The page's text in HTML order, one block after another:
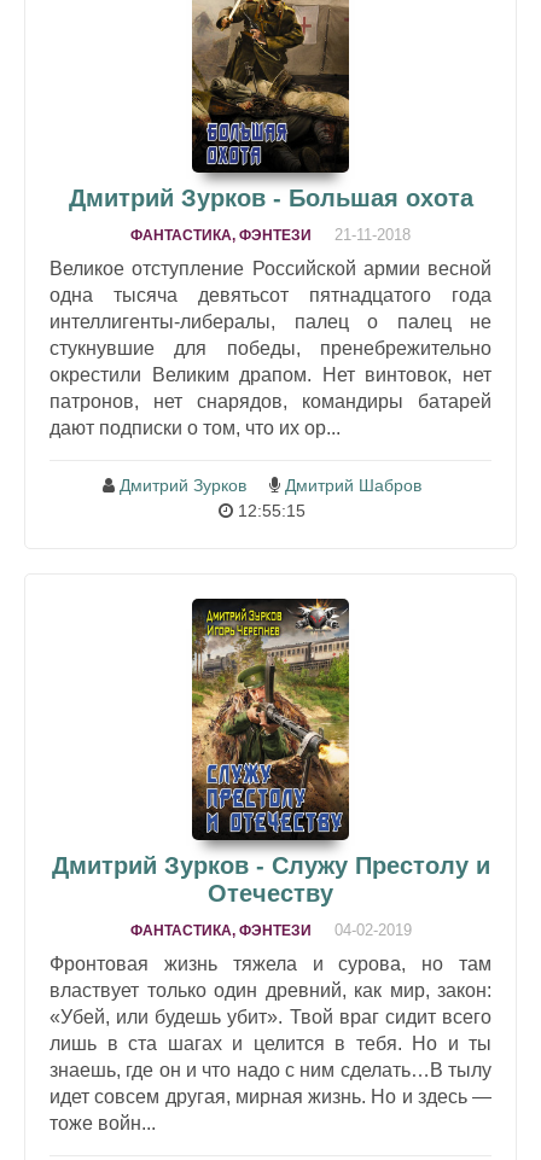
Дмитрий Зурков - Большая охота
ФАНТАСТИКА, ФЭНТЕЗИ 21-11-2018
Великое отступление Российской армии весной
одна тысяча девятьсот пятнадцатого года
интеллигенты-либералы, палец о палец не
стукнувшие для победы, пренебрежительно
окрестили Великим драпом. Нет винтовок, нет
патронов, нет снарядов, командиры батарей
дают подписки о том, что их ор...
Дмитрий Зурков
Дмитрий Шабров
12:55:15
Дмитрий Зурков - Служу Престолу и
Отечеству
ФАНТАСТИКА, ФЭНТЕЗИ 04-02-2019
Фронтовая жизнь тяжела и сурова, но там
властвует только один древний, как мир, закон:
«Убей, или будешь убит». Твой враг сидит всего
лишь в ста шагах и целится в тебя. Но и ты
знаешь, где он и что надо с ним сделать…В тылу
идет совсем другая, мирная жизнь. Но и здесь —
тоже войн...